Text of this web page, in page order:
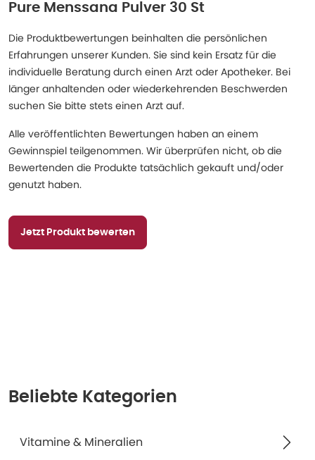
Pure Menssana Pulver 30 St
Die Produktbewertungen beinhalten die persönlichen
Erfahrungen unserer Kunden. Sie sind kein Ersatz für die
individuelle Beratung durch einen Arzt oder Apotheker. Bei
länger anhaltenden oder wiederkehrenden Beschwerden
suchen Sie bitte stets einen Arzt auf.
Alle veröffentlichten Bewertungen haben an einem
Gewinnspiel teilgenommen. Wir überprüfen nicht, ob die
Bewertenden die Produkte tatsächlich gekauft und/oder
genutzt haben.
Jetzt Produkt bewerten
Beliebte Kategorien
Vitamine & Mineralien